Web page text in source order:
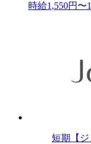
時給1,550円〜
短期【